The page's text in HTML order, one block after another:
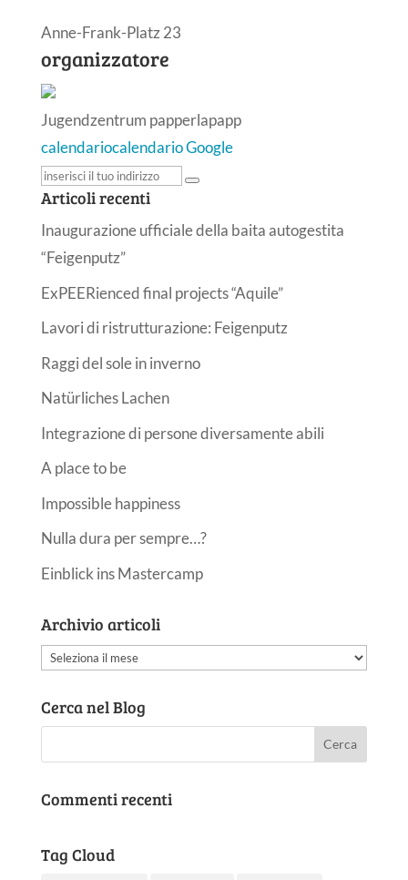
Anne-Frank-Platz 23
organizzatore
Jugendzentrum papperlapapp
calendariocalendario Google
Articoli recenti
Inaugurazione ufficiale della baita autogestita
“Feigenputz”
ExPEERienced final projects “Aquile”
Lavori di ristrutturazione: Feigenputz
Raggi del sole in inverno
Natürliches Lachen
Integrazione di persone diversamente abili
A place to be
Impossible happiness
Nulla dura per sempre…?
Einblick ins Mastercamp
Archivio articoli
Archivio
Cerca nel Blog
Commenti recenti
Tag Cloud